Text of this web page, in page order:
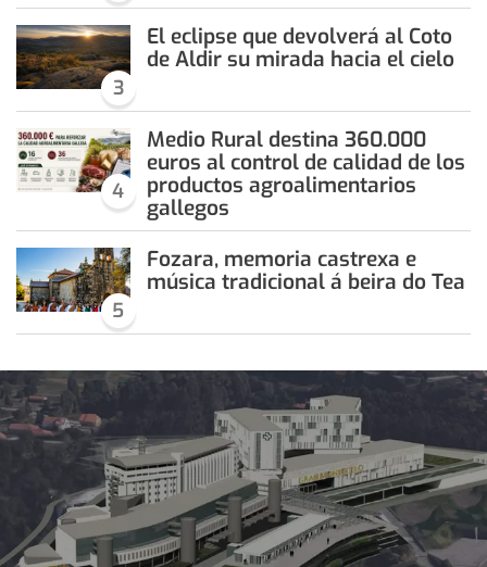
3
El eclipse que devolverá al Coto
de Aldir su mirada hacia el cielo
4
Medio Rural destina 360.000
euros al control de calidad de los
productos agroalimentarios
gallegos
5
Fozara, memoria castrexa e
música tradicional á beira do Tea